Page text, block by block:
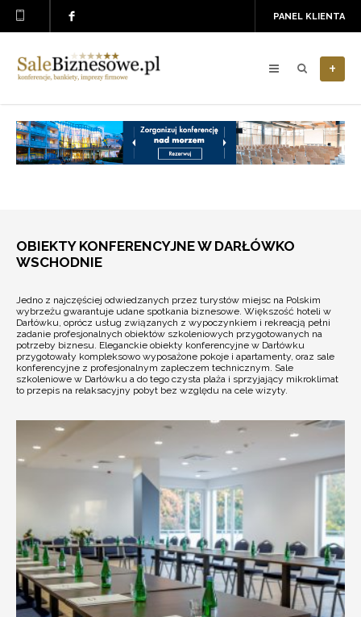
PANEL KLIENTA
+
OBIEKTY KONFERENCYJNE W DARŁÓWKO
WSCHODNIE
Jedno z najczęściej odwiedzanych przez turystów miejsc na Polskim
wybrzeżu gwarantuje udane spotkania biznesowe. Większość hoteli w
Darłówku, oprócz usług związanych z wypoczynkiem i rekreacją pełni
zadanie profesjonalnych obiektów szkoleniowych przygotowanych na
potrzeby biznesu. Eleganckie obiekty konferencyjne w Darłówku
przygotowały kompleksowo wyposażone pokoje i apartamenty, oraz sale
konferencyjne z profesjonalnym zapleczem technicznym. Sale
szkoleniowe w Darłówku a do tego czysta plaża i sprzyjający mikroklimat
to przepis na relaksacyjny pobyt bez względu na cele wizyty.